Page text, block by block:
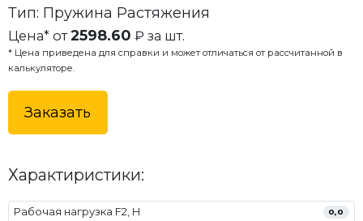
Тип: Пружина Растяжения
Цена* от2598.60 ₽ за шт.
* Цена приведена для справки и может отличаться от рассчитанной в
калькуляторе.
Заказать
Характиристики:
Рабочая нагрузка F2, Н 0,0